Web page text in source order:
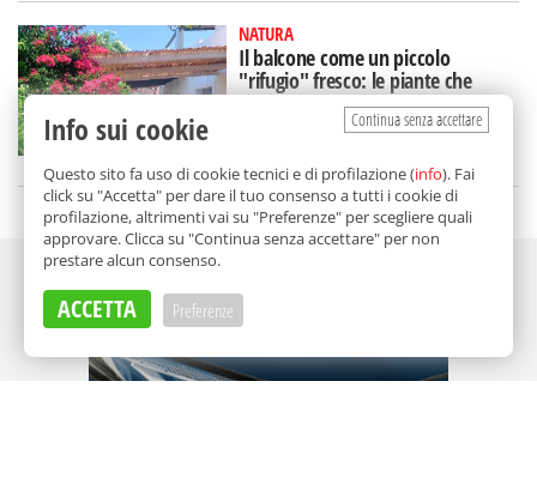
NATURA
Il balcone come un piccolo
"rifugio" fresco: le piante che
sfidano il caldo in Sicilia
diFederica Dolce
Continua senza accettare
Info sui cookie
Questo sito fa uso di cookie tecnici e di profilazione (info). Fai
click su "Accetta" per dare il tuo consenso a tutti i cookie di
profilazione, altrimenti vai su "Preferenze" per scegliere quali
approvare. Clicca su "Continua senza accettare" per non
prestare alcun consenso.
ACCETTA Preferenze